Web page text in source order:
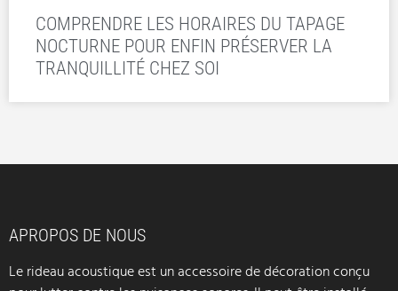
COMPRENDRE LES HORAIRES DU TAPAGE
NOCTURNE POUR ENFIN PRÉSERVER LA
TRANQUILLITÉ CHEZ SOI
APROPOS DE NOUS
Le rideau acoustique est un accessoire de décoration conçu